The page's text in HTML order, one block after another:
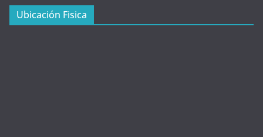
Ubicación Fisica